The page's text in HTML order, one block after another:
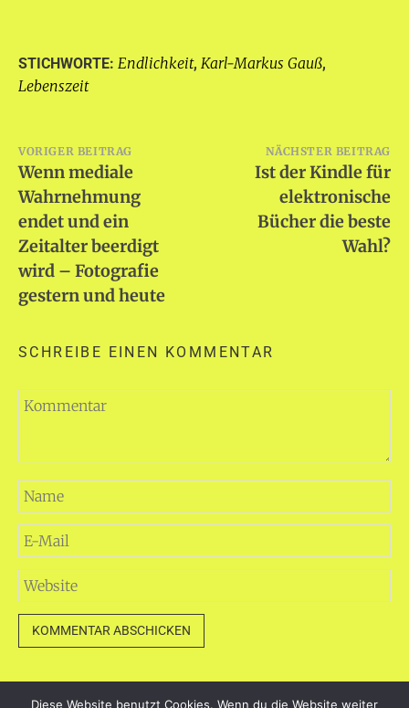
STICHWORTE: Endlichkeit, Karl-Markus Gauß,
Lebenszeit
Beitragsnavigation
VORIGER BEITRAG
Wenn mediale
Wahrnehmung
endet und ein
Zeitalter beerdigt
wird – Fotografie
gestern und heute
NÄCHSTER BEITRAG
Ist der Kindle für
elektronische
Bücher die beste
Wahl?
SCHREIBE EINEN KOMMENTAR
Diese Website benutzt Cookies. Wenn du die Website weiter